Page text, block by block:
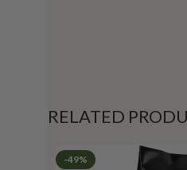
RELATED
-49%